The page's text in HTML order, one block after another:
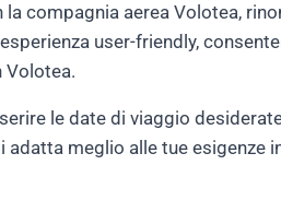
compagnia aerea Volotea,
user-friendly,
Volotea.
le date di viaggio
meglio alle tue esigenze